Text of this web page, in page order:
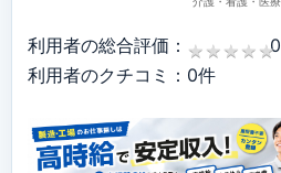
利用者の総合評価： ★ ★ ★ ★ ★
★ ★ ★ ★ ★0
利用者のクチコミ：0件